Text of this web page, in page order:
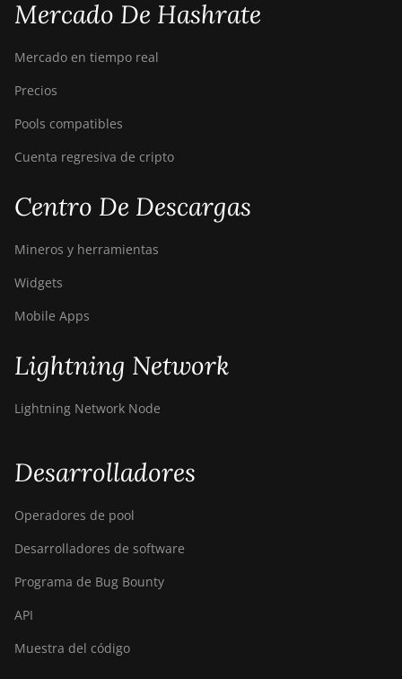
Mercado De Hashrate
Mercado en tiempo real
Precios
Pools compatibles
Cuenta regresiva de cripto
Centro De Descargas
Mineros y herramientas
Widgets
Mobile Apps
Lightning Network
Lightning Network Node
Desarrolladores
Operadores de pool
Desarrolladores de software
Programa de Bug Bounty
API
Muestra del código